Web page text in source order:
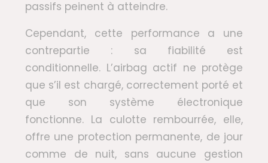
passifs peinent à atteindre.
Cependant, cette performance a une
contrepartie : sa fiabilité est
conditionnelle. L’airbag actif ne protège
que s’il est chargé, correctement porté et
que son système électronique
fonctionne. La culotte rembourrée, elle,
offre une protection permanente, de jour
comme de nuit, sans aucune gestion